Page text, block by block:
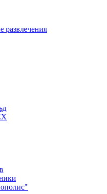
развлечения